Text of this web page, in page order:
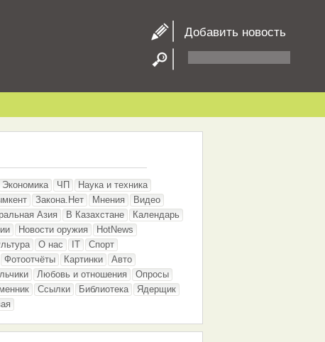
Добавить новость
Экономика ЧП
Наука и техника
Закона.Нет Мнения
Видео
Азия В Казахстане
Календарь
Новости оружия
HotNews
О нас IT
Спорт
Фотоотчёты Картинки
Авто
Любовь и отношения
Опросы
Ссылки Библиотека
Ядерщик